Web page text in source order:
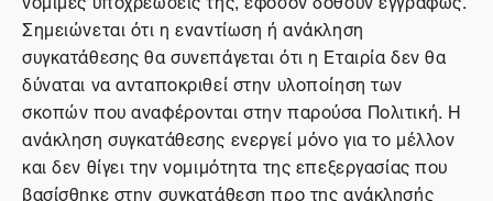
Σημειώνεται ότι η εναντίωση ή ανάκληση
συγκατάθεσης θα συνεπάγεται ότι η Εταιρία δεν θα
δύναται να ανταποκριθεί στην υλοποίηση των
σκοπών που αναφέρονται στην παρούσα Πολιτική. Η
ανάκληση συγκατάθεσης ενεργεί μόνο για το μέλλον
και δεν θίγει την νομιμότητα της επεξεργασίας που
βασίσθηκε στην συγκατάθεση προ της ανάκλησής